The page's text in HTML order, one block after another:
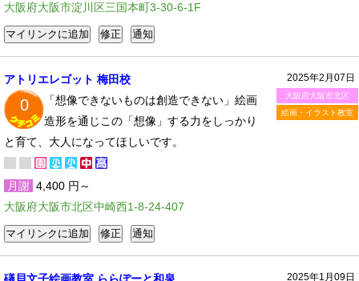
大阪府大阪市淀川区三国本町3-30-6-1F
2025年2月07日
大阪府大阪市北区
絵画・イラスト教室
アトリエレゴット 梅田校
0
「想像できないものは創造できない」絵画
造形を通じこの「想像」する力をしっかり
と育て、大人になってほしいです。
月謝 4,400 円～
大阪府大阪市北区中崎西1-8-24-407
2025年1月09日